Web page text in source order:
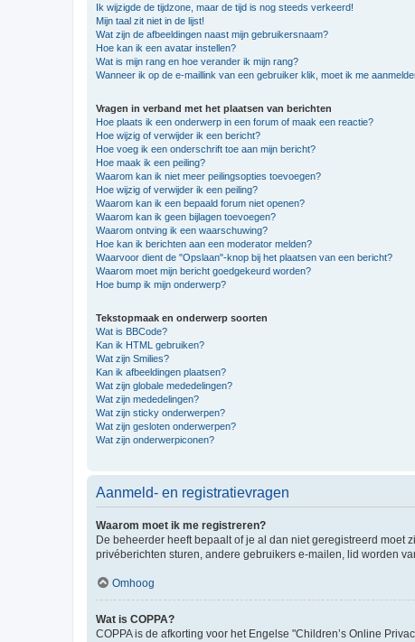
Ik wijzigde de tijdzone, maar de tijd is nog steeds verkeerd!
Mijn taal zit niet in de lijst!
Wat zijn de afbeeldingen naast mijn gebruikersnaam?
Hoe kan ik een avatar instellen?
Wat is mijn rang en hoe verander ik mijn rang?
Wanneer ik op de e-maillink van een gebruiker klik, moet ik me
Vragen in verband met het plaatsen van berichten
Hoe plaats ik een onderwerp in een forum of maak een reactie?
Hoe wijzig of verwijder ik een bericht?
Hoe voeg ik een onderschrift toe aan mijn bericht?
Hoe maak ik een peiling?
Waarom kan ik niet meer peilingsopties toevoegen?
Hoe wijzig of verwijder ik een peiling?
Waarom kan ik een bepaald forum niet openen?
Waarom kan ik geen bijlagen toevoegen?
Waarom ontving ik een waarschuwing?
Hoe kan ik berichten aan een moderator melden?
Waarvoor dient de "Opslaan"-knop bij het plaatsen van een bericht?
Waarom moet mijn bericht goedgekeurd worden?
Hoe bump ik mijn onderwerp?
Tekstopmaak en onderwerp soorten
Wat is BBCode?
Kan ik HTML gebruiken?
Wat zijn Smilies?
Kan ik afbeeldingen plaatsen?
Wat zijn globale mededelingen?
Wat zijn mededelingen?
Wat zijn sticky onderwerpen?
Wat zijn gesloten onderwerpen?
Wat zijn onderwerpiconen?
Aanmeld- en registratievragen
Waarom moet ik me registreren?
De beheerder heeft bepaalt of je al dan niet geregistreerd moet
privéberichten sturen, andere gebruikers e-mailen, lid worden
Omhoog
Wat is COPPA?
COPPA is de afkorting voor het Engelse "Children’s Online